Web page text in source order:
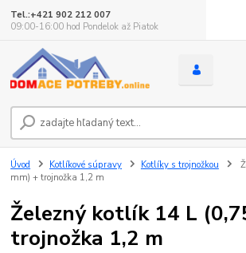
Tel.:+421 902 212 007
09:00-16:00 hod Pondelok až Piatok
Úvod Kotlíkové súpravy Kotlíky s trojnožkou
mm) + trojnožka 1,2 m
Železný kotlík 14 L
trojnožka 1,2 m